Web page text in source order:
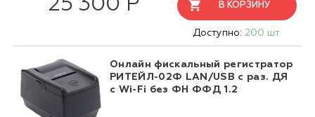
25 300 Р В КОРЗИНУ
Доступно: 200 шт.
Онлайн фискальный регистратор
РИТЕЙЛ-02Ф LAN/USB с раз. ДЯ
с Wi-Fi без ФН ФФД 1.2